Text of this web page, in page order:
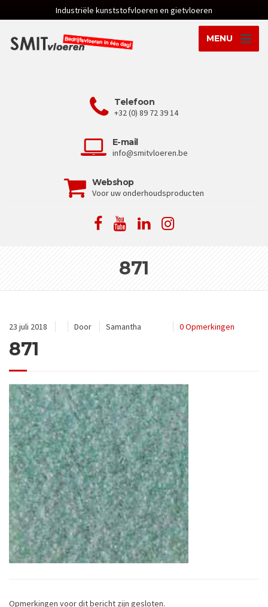
Industriële kunststofvloeren en gietvloeren
MENU
Telefoon
+32 (0) 89 72 39 14
E-mail
info@smitvloeren.be
Webshop
Voor uw onderhoudsproducten
871
23 juli 2018 Door Samantha 0 Opmerkingen
871
Opmerkingen voor dit bericht zijn gesloten.